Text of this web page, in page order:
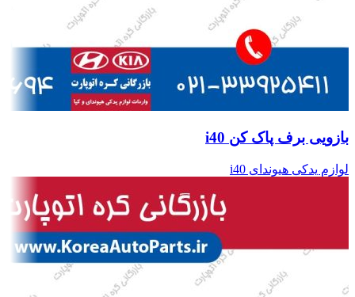
بازویی برف پاک کن i40
لوازم یدکی هیوندای i40